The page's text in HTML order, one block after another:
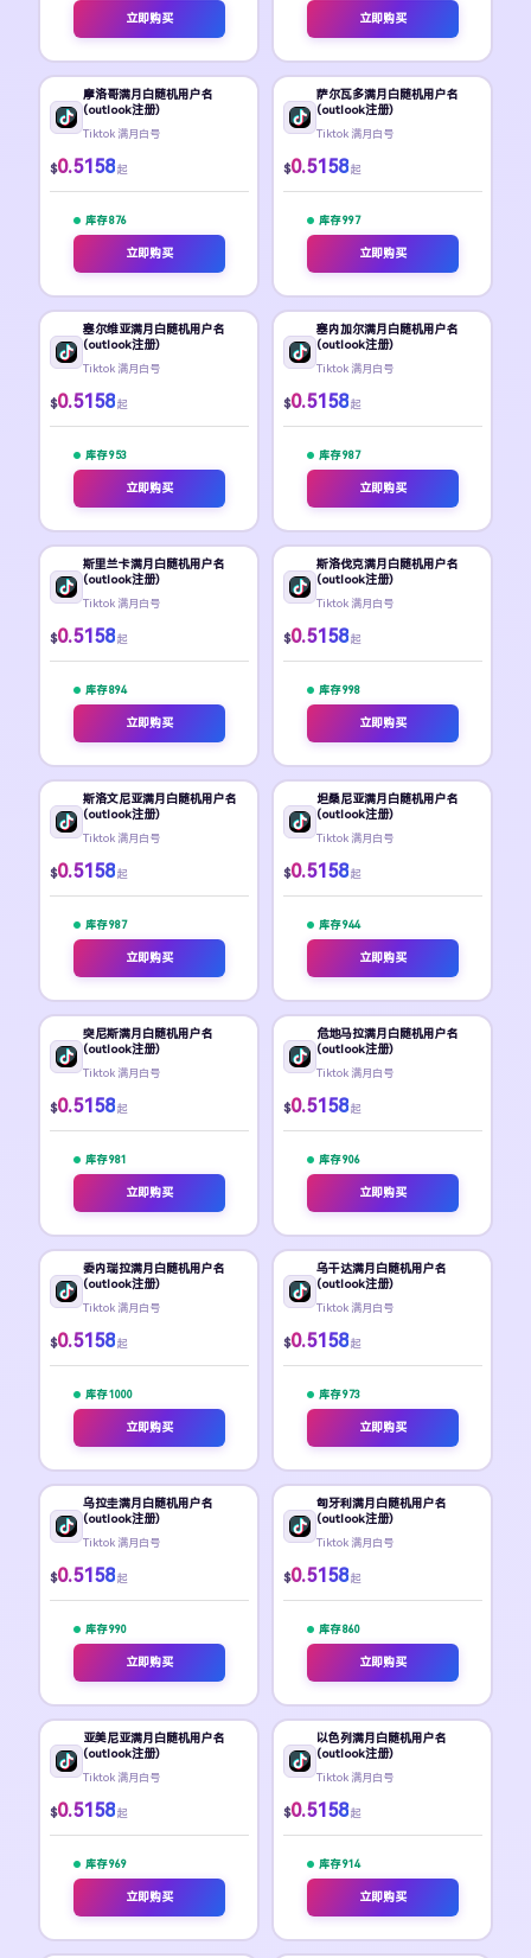
立即购买 立即购买
摩洛哥满月白随机用户名
(outlook注册)
Tiktok 满月白号
$0.5158 起
库存 876
立即购买
萨尔瓦多满月白随机用户名
(outlook注册)
Tiktok 满月白号
$0.5158 起
库存 997
立即购买
塞尔维亚满月白随机用户名
(outlook注册)
Tiktok 满月白号
$0.5158 起
库存 953
立即购买
塞内加尔满月白随机用户名
(outlook注册)
Tiktok 满月白号
$0.5158 起
库存 987
立即购买
斯里兰卡满月白随机用户名
(outlook注册)
Tiktok 满月白号
$0.5158 起
库存 894
立即购买
斯洛伐克满月白随机用户名
(outlook注册)
Tiktok 满月白号
$0.5158 起
库存 998
立即购买
斯洛文尼亚满月白随机用户名
(outlook注册)
Tiktok 满月白号
$0.5158 起
库存 987
立即购买
坦桑尼亚满月白随机用户名
(outlook注册)
Tiktok 满月白号
$0.5158 起
库存 944
立即购买
突尼斯满月白随机用户名
(outlook注册)
Tiktok 满月白号
$0.5158 起
库存 981
立即购买
危地马拉满月白随机用户名
(outlook注册)
Tiktok 满月白号
$0.5158 起
库存 906
立即购买
委内瑞拉满月白随机用户名
(outlook注册)
Tiktok 满月白号
$0.5158 起
库存 1000
立即购买
乌干达满月白随机用户名
(outlook注册)
Tiktok 满月白号
$0.5158 起
库存 973
立即购买
乌拉圭满月白随机用户名
(outlook注册)
Tiktok 满月白号
$0.5158 起
库存 990
立即购买
匈牙利满月白随机用户名
(outlook注册)
Tiktok 满月白号
$0.5158 起
库存 860
立即购买
亚美尼亚满月白随机用户名
(outlook注册)
Tiktok 满月白号
$0.5158 起
库存 969
立即购买
以色列满月白随机用户名
(outlook注册)
Tiktok 满月白号
$0.5158 起
库存 914
立即购买